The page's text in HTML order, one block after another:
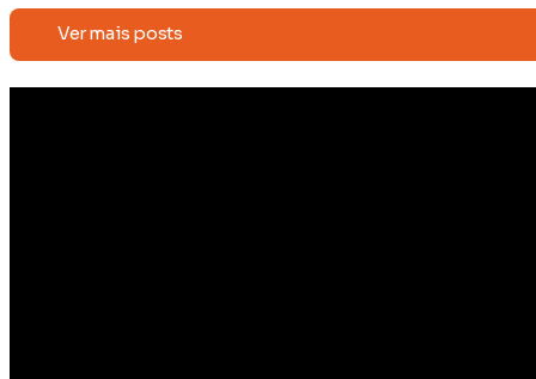
Ver mais posts